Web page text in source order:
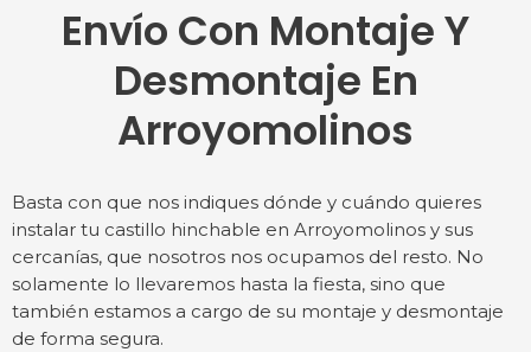
Envío Con Montaje Y
Desmontaje En
Arroyomolinos
Basta con que nos indiques dónde y cuándo quieres
instalar tu castillo hinchable en Arroyomolinos y sus
cercanías, que nosotros nos ocupamos del resto. No
solamente lo llevaremos hasta la fiesta, sino que
también estamos a cargo de su montaje y desmontaje
de forma segura.